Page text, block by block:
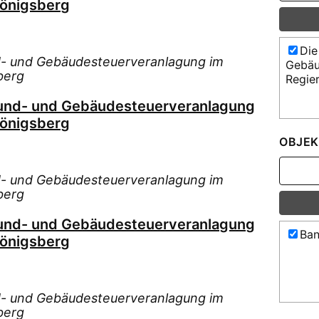
und Gebäudesteuerveranlagung im
und Gebäudesteuerveranlagung
und Gebäudesteuerveranlagung im
und Gebäudesteuerveranlagung
und Gebäudesteuerveranlagung im